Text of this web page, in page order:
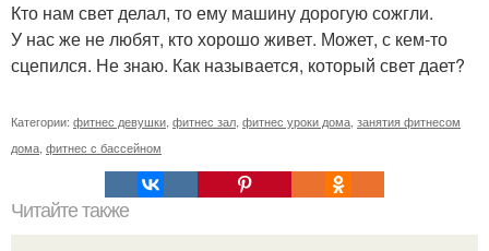
Кто нам свет делал, то ему машину дорогую сожгли.
У нас же не любят, кто хорошо живет. Может, с кем-то
сцепился. Не знаю. Как называется, который свет дает?
Категории: фитнес девушки фитнес зал фитнес уроки дома занятия фитнесом
дома фитнес с бассейном
Читайте также